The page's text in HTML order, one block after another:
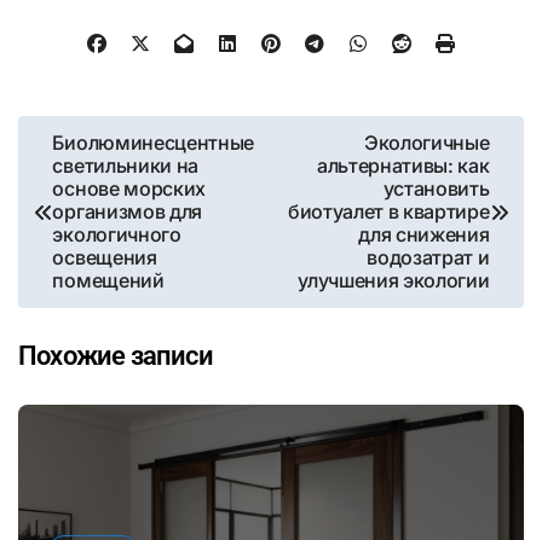
Навигация
записям
Биолюминесцентные
светильники на
основе морских
организмов для
экологичного
освещения
помещений
Экологичные
альтернативы: как
установить
биотуалет в квартире
для снижения
водозатрат и
улучшения экологии
Похожие записи